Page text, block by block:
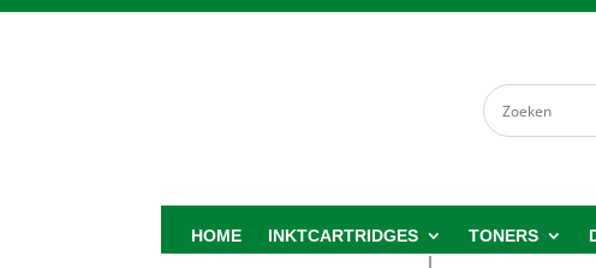
HOME INKTCARTRIDGES TONERS